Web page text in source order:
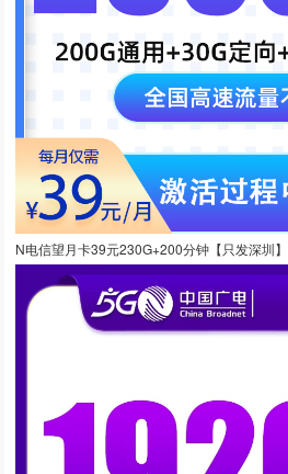
N电信望月卡39元230G+200分钟【只发深圳】